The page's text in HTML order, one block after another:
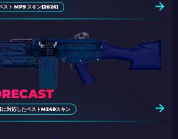
スト MP9 スキン[2026]
に対応したベストM249スキン